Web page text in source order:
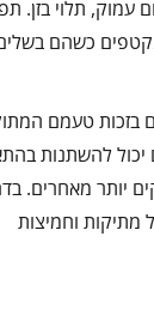
תלוי בזן.
כשהם
בזכות טעמם
להשתנות
יותר מאחרים.
מתיקות וחמיצות